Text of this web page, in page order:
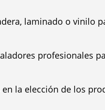
laminado o vinilo
profesionales
en la elección de los